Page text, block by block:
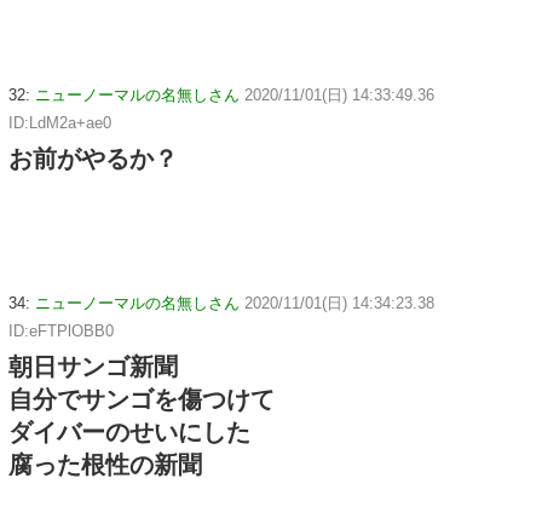
32: ニューノーマルの名無しさん 2020/11/01(日) 14:33:49.36
ID:LdM2a+ae0
お前がやるか？
34: ニューノーマルの名無しさん 2020/11/01(日) 14:34:23.38
ID:eFTPlOBB0
朝日サンゴ新聞
自分でサンゴを傷つけて
ダイバーのせいにした
腐った根性の新聞